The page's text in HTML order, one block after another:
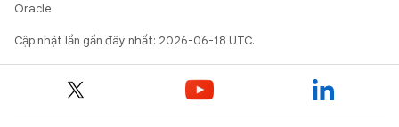
Oracle.
Cập nhật lần gần đây nhất: 2026-06-18 UTC.